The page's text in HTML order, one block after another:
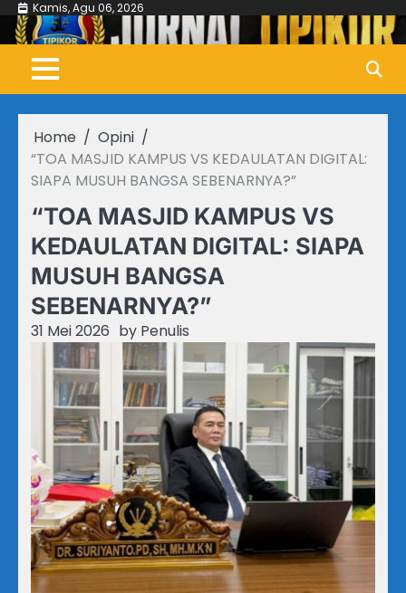
Skip
content
Kamis, Agu 06, 2026
Home
Opini
“TOA MASJID KAMPUS VS KEDAULATAN DIGITAL:
SIAPA MUSUH BANGSA SEBENARNYA?”
“TOA MASJID KAMPUS VS
KEDAULATAN DIGITAL: SIAPA
MUSUH BANGSA
SEBENARNYA?”
31 Mei 2026 by Penulis